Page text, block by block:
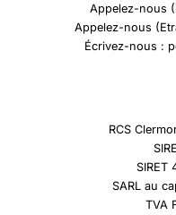
Appelez-nous
Appelez-nous
Écrivez-nous :
RCS
SIRET
SARL au
TVA